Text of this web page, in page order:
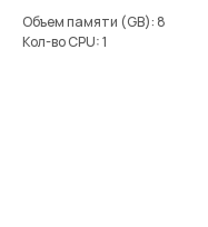
Объем памяти (GB): 8
Кол-во CPU: 1